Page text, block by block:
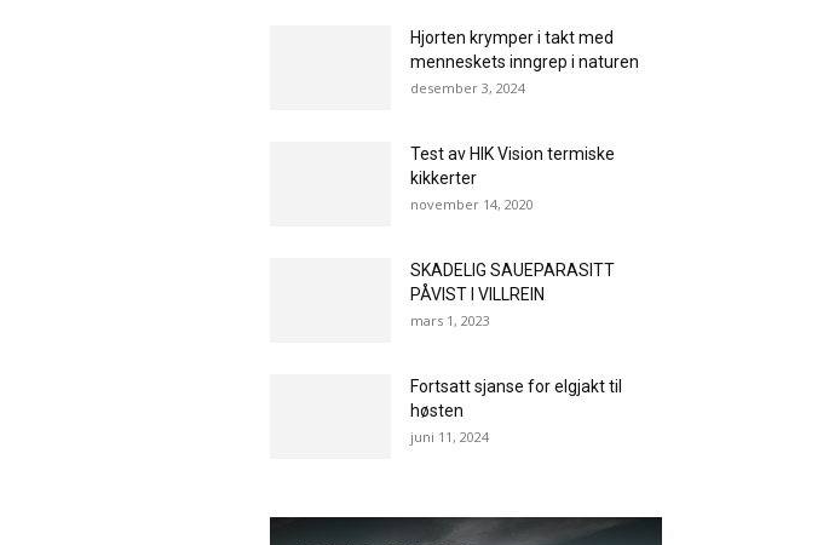
Hjorten krymper i takt med
menneskets inngrep i naturen
desember 3, 2024
Test av HIK Vision termiske
kikkerter
november 14, 2020
SKADELIG SAUEPARASITT
PÅVIST I VILLREIN
mars 1, 2023
Fortsatt sjanse for elgjakt til
høsten
juni 11, 2024